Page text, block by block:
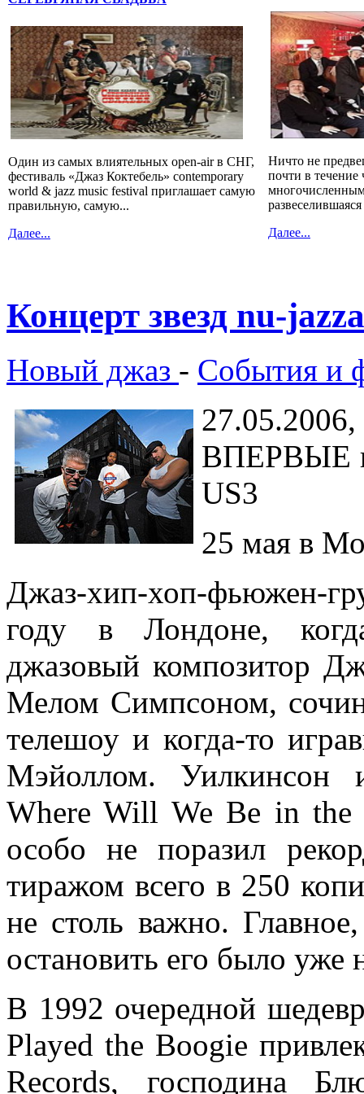
Один из самых влиятельных open-air в СНГ,
фестиваль «Джаз Коктебель» contemporary
world & jazz music festival приглашает самую
правильную, самую...
Далее...
Ничто не
почти в течение
Далее...
Концерт звезд nu-
Новый джаз - События и
ВПЕРВЫЕ в
US3
25 мая в
Джаз-хип-хоп-фьюжен-
году в Лондоне,
джазовый композитор
Мелом Симпсоном,
телешоу и когда-то
Мэйоллом. Уилкинсон
Where Will We Be in the
особо не поразил
тиражом всего в 250
не столь важно.
остановить его было уже
В 1992 очередной
Played the Boogie
Records, господина